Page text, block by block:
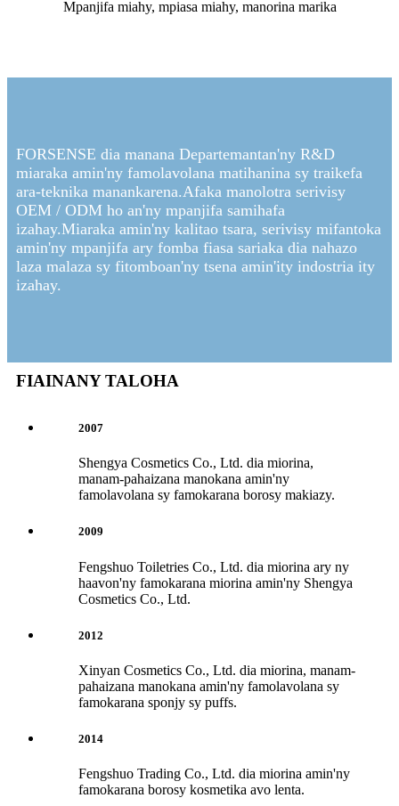
Mpanjifa miahy, mpiasa miahy, manorina marika
FORSENSE dia manana Departemantan'ny R&D
miaraka amin'ny famolavolana matihanina sy traikefa
ara-teknika manankarena.Afaka manolotra serivisy
OEM / ODM ho an'ny mpanjifa samihafa
izahay.Miaraka amin'ny kalitao tsara, serivisy mifantoka
amin'ny mpanjifa ary fomba fiasa sariaka dia nahazo
laza malaza sy fitomboan'ny tsena amin'ity indostria ity
izahay.
FIAINANY TALOHA
2007
Shengya Cosmetics Co., Ltd. dia miorina,
manam-pahaizana manokana amin'ny
famolavolana sy famokarana borosy makiazy.
2009
Fengshuo Toiletries Co., Ltd. dia miorina ary ny
haavon'ny famokarana miorina amin'ny Shengya
Cosmetics Co., Ltd.
2012
Xinyan Cosmetics Co., Ltd. dia miorina, manam-
pahaizana manokana amin'ny famolavolana sy
famokarana sponjy sy puffs.
2014
Fengshuo Trading Co., Ltd. dia miorina amin'ny
famokarana borosy kosmetika avo lenta.